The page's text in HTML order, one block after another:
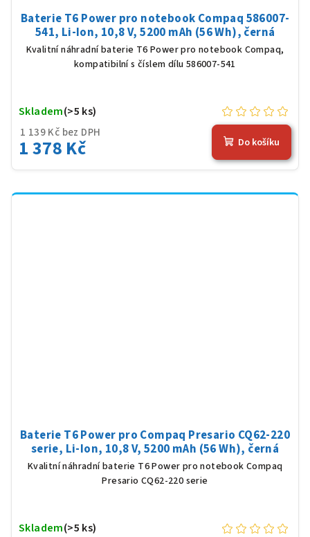
Baterie T6 Power pro notebook Compaq 586007-
541, Li-Ion, 10,8 V, 5200 mAh (56 Wh), černá
Kvalitní náhradní baterie T6 Power pro notebook Compaq,
kompatibilní s číslem dílu 586007-541
1 139 Kč bez DPH
1 378 Kč
Skladem(>5 ks)
Do košíku
Baterie T6 Power pro Compaq Presario CQ62-220
serie, Li-Ion, 10,8 V, 5200 mAh (56 Wh), černá
Kvalitní náhradní baterie T6 Power pro notebook Compaq
Presario CQ62-220 serie
Skladem(>5 ks)